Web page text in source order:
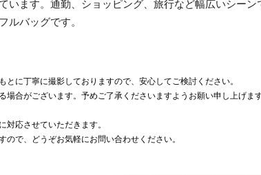
います。通勤、ショッピング、旅行など幅広いシーン
ルバッグです。
に丁寧に撮影しておりますので、安心してご検討ください。
合がございます。予めご了承くださいますようお願い申し上げます
応させていただきます。
で、どうぞお気軽にお問い合わせください。